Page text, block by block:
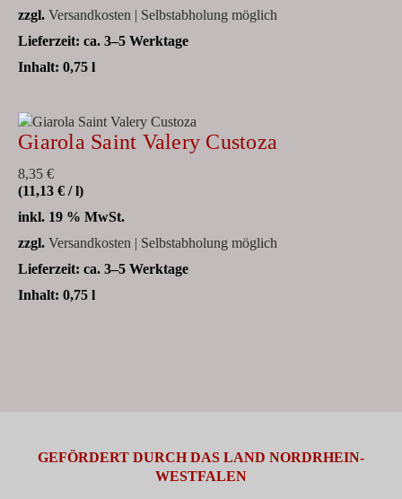
zzgl. Versandkosten | Selbstabholung möglich
Lieferzeit: ca. 3–5 Werktage
Inhalt: 0,75 l
Giarola Saint Valery Custoza
8,35 €
(11,13 € /l)
inkl. 19 % MwSt.
zzgl. Versandkosten | Selbstabholung möglich
Lieferzeit: ca. 3–5 Werktage
Inhalt: 0,75 l
GEFÖRDERT DURCH DAS LAND NORDRHEIN-
WESTFALEN